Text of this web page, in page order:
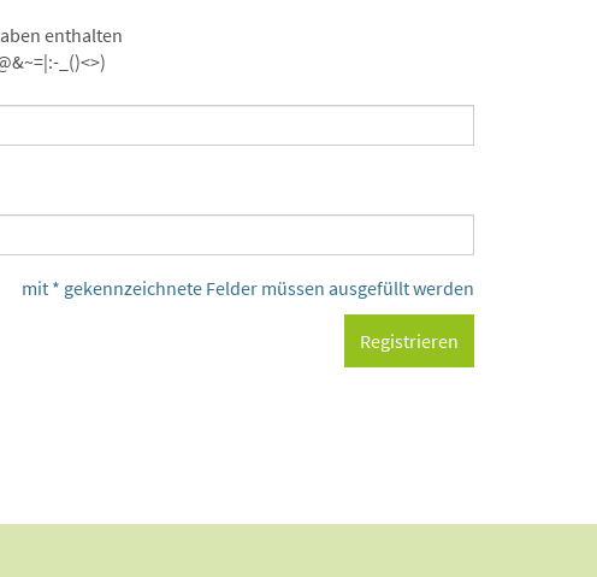
enthalten
_()<>)
mit * gekennzeichnete Felder müssen ausgefüllt werden
Registrieren